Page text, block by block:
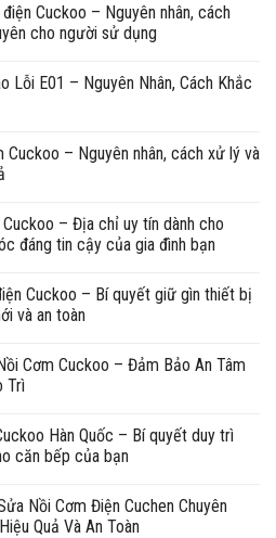
Cuckoo – Nguyên nhân, cách
cho người sử dụng
Lỗi E01 – Nguyên Nhân, Cách Khắc
Cuckoo – Nguyên nhân, cách xử lý và
– Địa chỉ uy tín dành cho
đáng tin cậy của gia đình bạn
Cuckoo – Bí quyết giữ gìn thiết bị
và an toàn
Cơm Cuckoo – Đảm Bảo An Tâm
Trì
Hàn Quốc – Bí quyết duy trì
căn bếp của bạn
Nồi Cơm Điện Cuchen Chuyên
Quả Và An Toàn